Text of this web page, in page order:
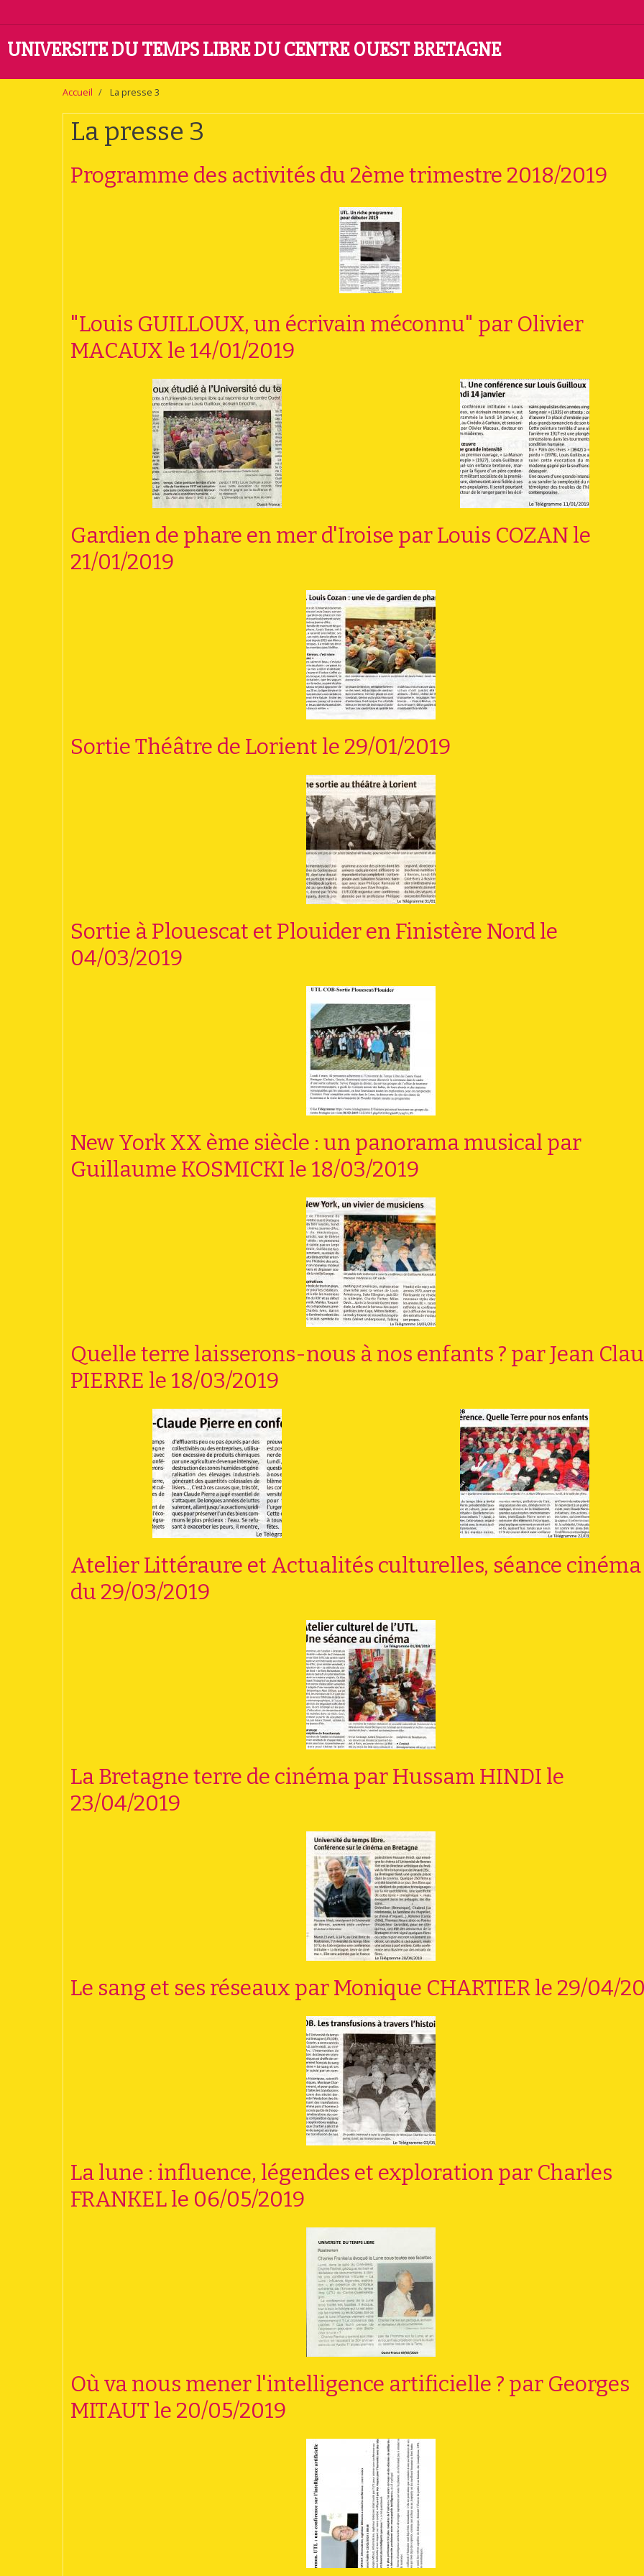
UNIVERSITE DU TEMPS LIBRE DU CENTRE OUEST BRETAGNE
Accueil La presse 3
La presse 3
Programme des activités du 2ème trimestre 2018/2019
"Louis GUILLOUX, un écrivain méconnu" par Olivier
MACAUX le 14/01/2019
Gardien de phare en mer d'Iroise par Louis COZAN le
21/01/2019
Sortie Théâtre de Lorient le 29/01/2019
Sortie à Plouescat et Plouider en Finistère Nord le
04/03/2019
New York XX ème siècle : un panorama musical par
Guillaume KOSMICKI le 18/03/2019
Quelle terre laisserons-nous à nos enfants ? par Jean
PIERRE le 18/03/2019
Atelier Littéraure et Actualités culturelles, séance cinéma
du 29/03/2019
La Bretagne terre de cinéma par Hussam HINDI le
23/04/2019
Le sang et ses réseaux par Monique CHARTIER le 29/04/
La lune : influence, légendes et exploration par Charles
FRANKEL le 06/05/2019
Où va nous mener l'intelligence artificielle ? par Georges
MITAUT le 20/05/2019